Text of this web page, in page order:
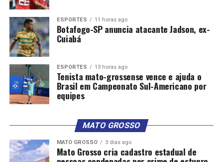
ESPORTES 11 horas ago
Botafogo-SP anuncia atacante Jadson, ex-
Cuiabá
ESPORTES 13 horas ago
Tenista mato-grossense vence e ajuda o
Brasil em Campeonato Sul-Americano por
equipes
MATO GROSSO
MATO GROSSO 3 dias ago
Mato Grosso cria cadastro estadual de